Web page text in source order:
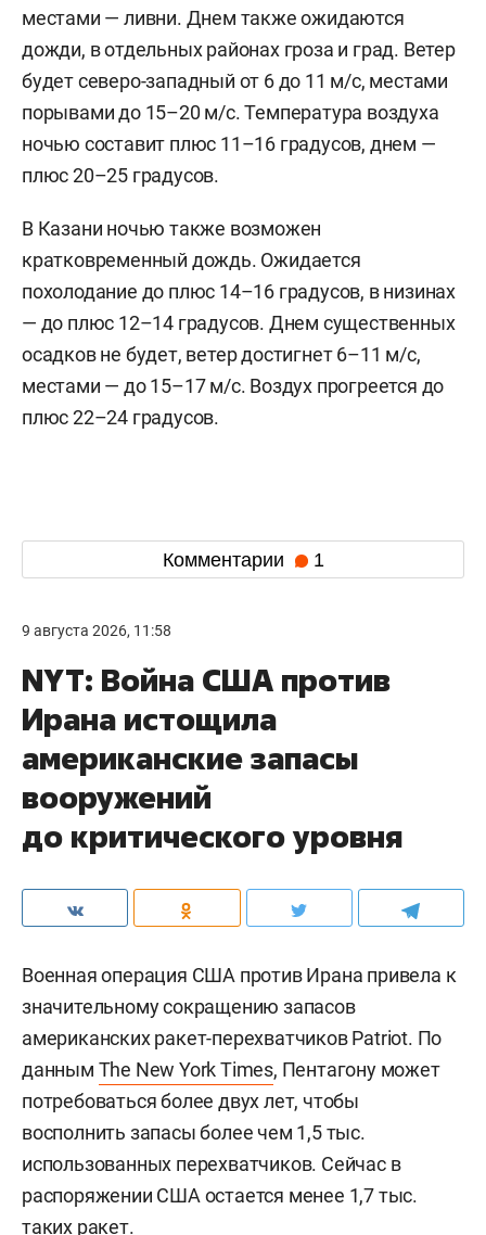
местами — ливни. Днем также ожидаются
дожди, в отдельных районах гроза и град. Ветер
будет северо-западный от 6 до 11 м/с, местами
порывами до 15–20 м/с. Температура воздуха
ночью составит плюс 11–16 градусов, днем —
плюс 20–25 градусов.
В Казани ночью также возможен
кратковременный дождь. Ожидается
похолодание до плюс 14–16 градусов, в низинах
— до плюс 12–14 градусов. Днем существенных
осадков не будет, ветер достигнет 6–11 м/c,
местами — до 15–17 м/с. Воздух прогреется до
плюс 22–24 градусов.
Комментарии 1
9 августа 2026, 11:58
NYT: Война США против
Ирана истощила
американские запасы
вооружений
до критического уровня
Военная операция США против Ирана привела к
значительному сокращению запасов
американских ракет-перехватчиков Patriot. По
данным The New York Times, Пентагону может
потребоваться более двух лет, чтобы
восполнить запасы более чем 1,5 тыс.
использованных перехватчиков. Сейчас в
распоряжении США остается менее 1,7 тыс.
таких ракет.